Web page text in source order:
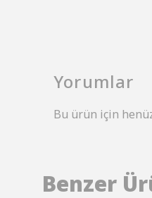
Yorumlar
Bu ürün için
Benzer